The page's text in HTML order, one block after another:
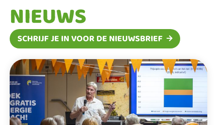
NIEUWS
SCHRIJF JE IN VOOR DE NIEUWSBRIEF